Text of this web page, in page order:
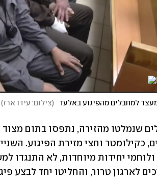
למחבלים מהפיגוע באלעד (צילום: עידו ארז)